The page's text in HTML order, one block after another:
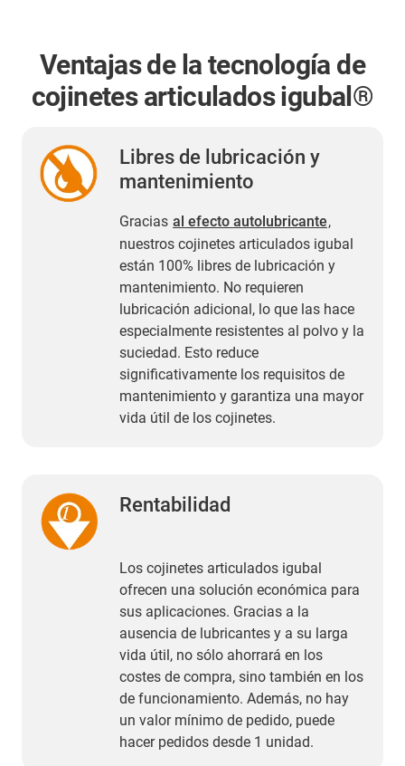
Ventajas de la tecnología de
cojinetes articulados igubal®
Libres de lubricación y
mantenimiento
Gracias al efecto autolubricante,
nuestros cojinetes articulados igubal
están 100% libres de lubricación y
mantenimiento. No requieren
lubricación adicional, lo que las hace
especialmente resistentes al polvo y la
suciedad. Esto reduce
significativamente los requisitos de
mantenimiento y garantiza una mayor
vida útil de los cojinetes.
Rentabilidad
Los cojinetes articulados igubal
ofrecen una solución económica para
sus aplicaciones. Gracias a la
ausencia de lubricantes y a su larga
vida útil, no sólo ahorrará en los
costes de compra, sino también en los
de funcionamiento. Además, no hay
un valor mínimo de pedido, puede
hacer pedidos desde 1 unidad.